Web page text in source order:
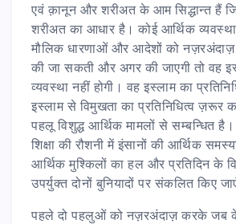
एवं क़ानून और शरीअत के आम सिद्धान्त हैं
शरीअत का आधार है। कोई आर्थिक
मौलिक धारणाओं और आदेशों को
की जा सकती और अगर की जाएगी तो वह
व्यवस्था नहीं होगी। वह इस्लाम का
इस्लाम से विमुखता का प्रतिनिधित्व ज़रूर
पहलू विशुद्ध आर्थिक मामलों से सम्बन्धित है।
शिक्षा की रौशनी में इंसानों की आर्थिक
आर्थिक मुश्किलों का हल और प्रतिदिन के
उपर्युक्त दोनों बुनियादों पर संकलित किए
पहले दो पहलुओं को नज़रअंदाज़ करके जब